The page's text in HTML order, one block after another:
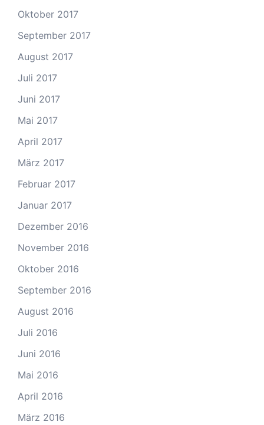
Oktober 2017
September 2017
August 2017
Juli 2017
Juni 2017
Mai 2017
April 2017
März 2017
Februar 2017
Januar 2017
Dezember 2016
November 2016
Oktober 2016
September 2016
August 2016
Juli 2016
Juni 2016
Mai 2016
April 2016
März 2016